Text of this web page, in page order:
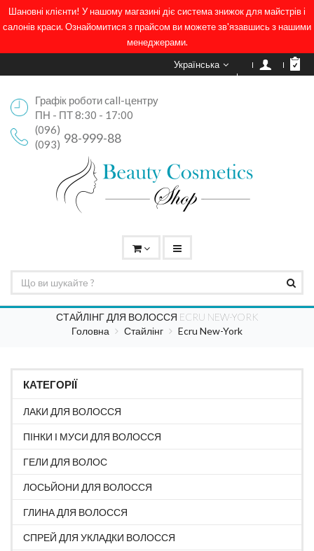
Шановні клієнти! У нашому магазині діє система знижок для майстрів і
салонів краси. Ознайомитися з прайсом ви можете зв'язавшись з нашими
менеджерами.
Українська
Графік роботи call-центру
ПН - ПТ 8:30 - 17:00
(096)
98-999-88
(093)
СТАЙЛІНГ ДЛЯ ВОЛОССЯ ECRU NEW-YORK
Головна
Стайлінг Ecru New-York
КАТЕГОРІЇ
ЛАКИ ДЛЯ ВОЛОССЯ
ПІНКИ І МУСИ ДЛЯ ВОЛОССЯ
ГЕЛИ ДЛЯ ВОЛОС
ЛОСЬЙОНИ ДЛЯ ВОЛОССЯ
ГЛИНА ДЛЯ ВОЛОССЯ
СПРЕЙ ДЛЯ УКЛАДКИ ВОЛОССЯ